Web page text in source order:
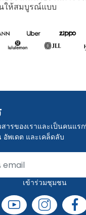
ให้สมบูรณ์แบบ
ารของเราและเป็นคนแร
อัพเดต และเคล็ดลับ
เข้าร่วมชุมชน